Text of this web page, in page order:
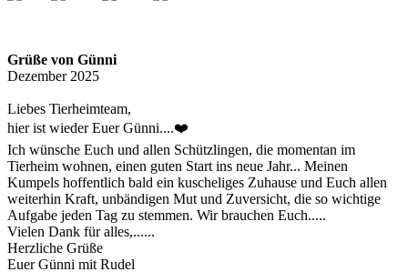
Grüße von Günni
Dezember 2025
Liebes Tierheimteam,
hier ist wieder Euer Günni....❤️
Ich wünsche Euch und allen Schützlingen, die momentan im
Tierheim wohnen, einen guten Start ins neue Jahr... Meinen
Kumpels hoffentlich bald ein kuscheliges Zuhause und Euch allen
weiterhin Kraft, unbändigen Mut und Zuversicht, die so wichtige
Aufgabe jeden Tag zu stemmen. Wir brauchen Euch.....
Vielen Dank für alles,......
Herzliche Grüße
Euer Günni mit Rudel